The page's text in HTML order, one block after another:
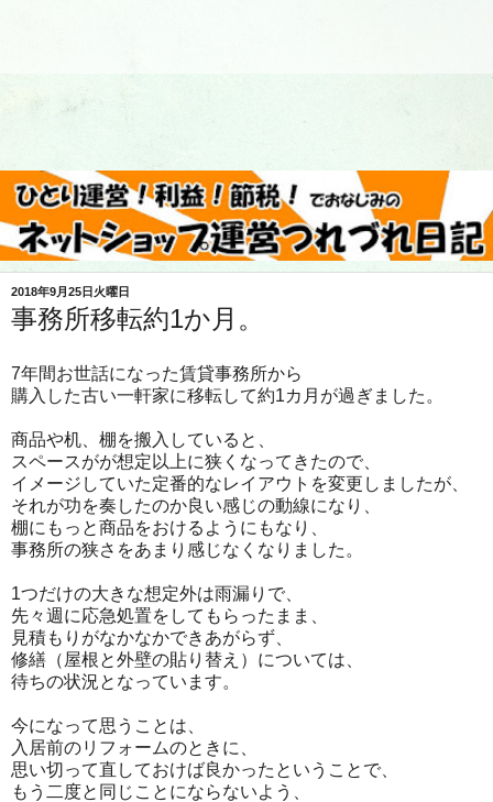
2018年9月25日火曜日
事務所移転約1か月。
7年間お世話になった賃貸事務所から
購入した古い一軒家に移転して約1カ月が過ぎました。
商品や机、棚を搬入していると、
スペースがが想定以上に狭くなってきたので、
イメージしていた定番的なレイアウトを変更しましたが、
それが功を奏したのか良い感じの動線になり、
棚にもっと商品をおけるようにもなり、
事務所の狭さをあまり感じなくなりました。
1つだけの大きな想定外は雨漏りで、
先々週に応急処置をしてもらったまま、
見積もりがなかなかできあがらず、
修繕（屋根と外壁の貼り替え）については、
待ちの状況となっています。
今になって思うことは、
入居前のリフォームのときに、
思い切って直しておけば良かったということで、
もう二度と同じことにならないよう、